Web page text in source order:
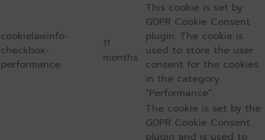
cookielawinfo-
checkbox-
performance
11
months
This cookie is set by
GDPR Cookie Consent
plugin. The cookie is
used to store the user
consent for the cookies
in the category
"Performance".
The cookie is set by the
GDPR Cookie Consent
plugin and is used to